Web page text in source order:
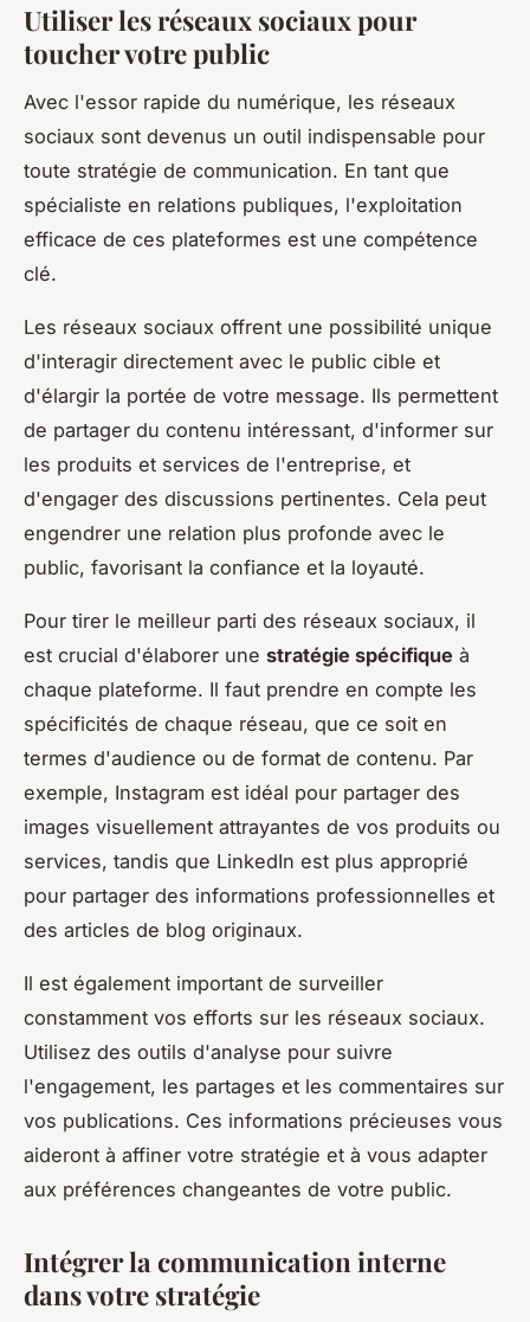
Utiliser les réseaux sociaux pour
toucher votre public
Avec l'essor rapide du numérique, les réseaux
sociaux sont devenus un outil indispensable pour
toute stratégie de communication. En tant que
spécialiste en relations publiques, l'exploitation
efficace de ces plateformes est une compétence
clé.
Les réseaux sociaux offrent une possibilité unique
d'interagir directement avec le public cible et
d'élargir la portée de votre message. Ils permettent
de partager du contenu intéressant, d'informer sur
les produits et services de l'entreprise, et
d'engager des discussions pertinentes. Cela peut
engendrer une relation plus profonde avec le
public, favorisant la confiance et la loyauté.
Pour tirer le meilleur parti des réseaux sociaux, il
est crucial d'élaborer une stratégie spécifique à
chaque plateforme. Il faut prendre en compte les
spécificités de chaque réseau, que ce soit en
termes d'audience ou de format de contenu. Par
exemple, Instagram est idéal pour partager des
images visuellement attrayantes de vos produits ou
services, tandis que LinkedIn est plus approprié
pour partager des informations professionnelles et
des articles de blog originaux.
Il est également important de surveiller
constamment vos efforts sur les réseaux sociaux.
Utilisez des outils d'analyse pour suivre
l'engagement, les partages et les commentaires sur
vos publications. Ces informations précieuses vous
aideront à affiner votre stratégie et à vous adapter
aux préférences changeantes de votre public.
Intégrer la communication interne
dans votre stratégie